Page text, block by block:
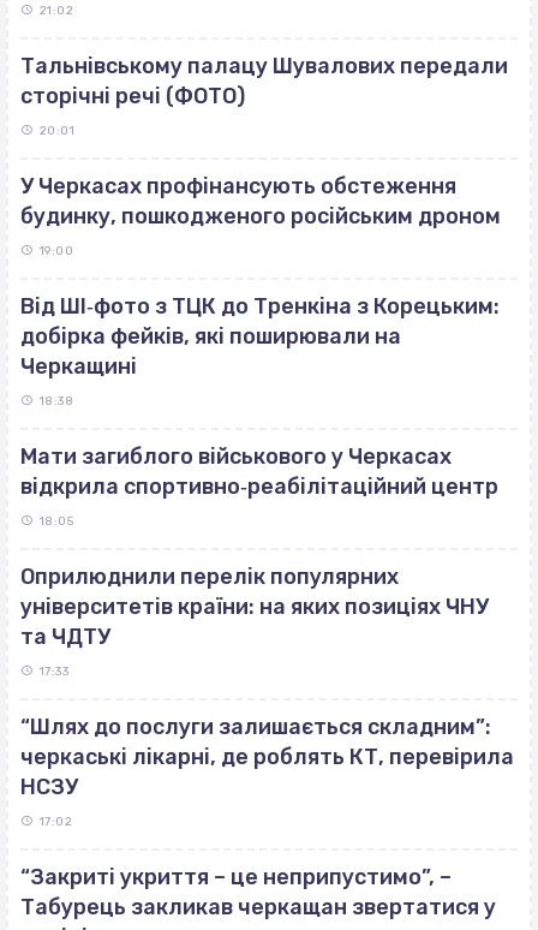
21:02
Тальнівському палацу Шувалових передали
сторічні речі (ФОТО)
20:01
У Черкасах профінансують обстеження
будинку, пошкодженого російським дроном
19:00
Від ШІ‐фото з ТЦК до Тренкіна з Корецьким:
добірка фейків, які поширювали на
Черкащині
18:38
Мати загиблого військового у Черкасах
відкрила спортивно‐реабілітаційний центр
18:05
Оприлюднили перелік популярних
університетів країни: на яких позиціях ЧНУ
та ЧДТУ
17:33
“Шлях до послуги залишається складним”:
черкаські лікарні, де роблять КТ, перевірила
НСЗУ
17:02
“Закриті укриття – це неприпустимо”, –
Табурець закликав черкащан звертатися у